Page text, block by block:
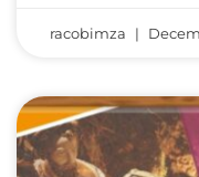
racobimza